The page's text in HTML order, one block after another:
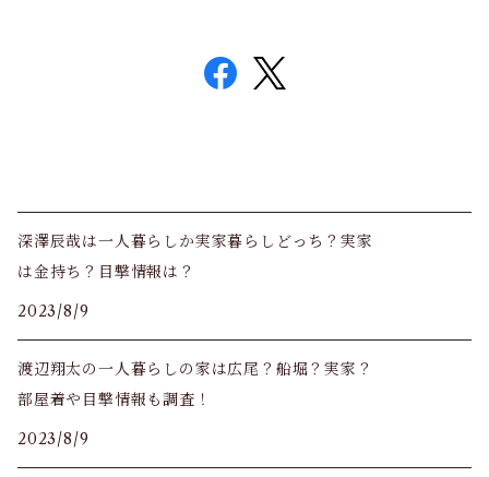
深澤辰哉は一人暮らしか実家暮らしどっち？実家
は金持ち？目撃情報は？
2023/8/9
渡辺翔太の一人暮らしの家は広尾？船堀？実家？
部屋着や目撃情報も調査！
2023/8/9